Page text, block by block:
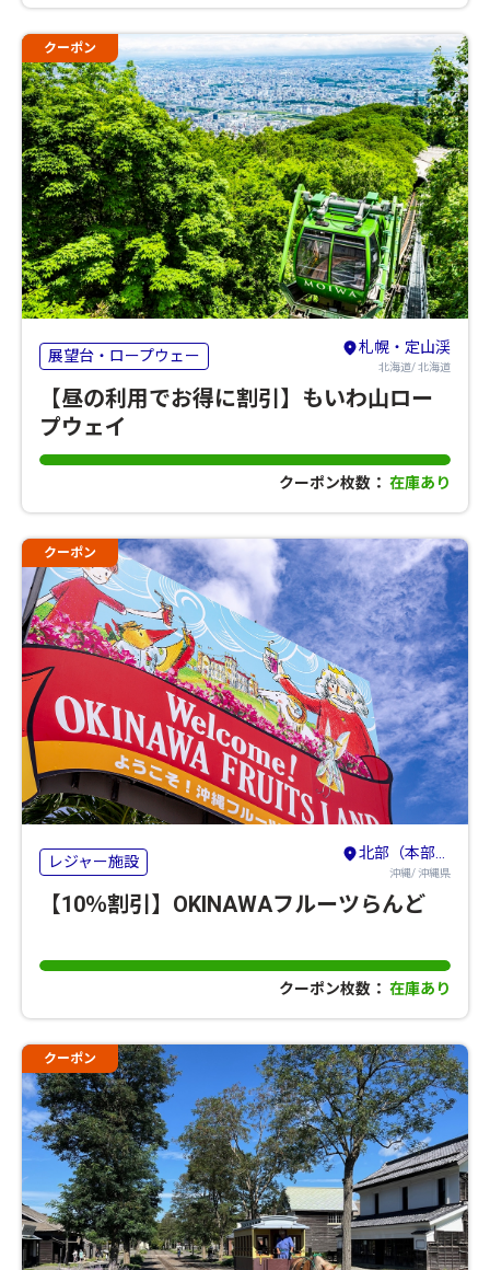
クーポン
展望台・ロープウェー 札幌・定山渓
北海道/ 北海道
【昼の利用でお得に割引】もいわ山ロー
プウェイ
クーポン枚数： 在庫あり
クーポン
レジャー施設 北部（本部・名護・国頭）
沖縄/ 沖縄県
【10％割引】OKINAWAフルーツらんど
クーポン枚数： 在庫あり
クーポン